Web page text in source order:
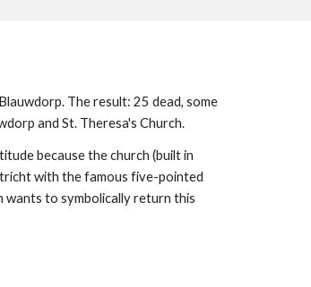
The result: 25 dead, some
and St. Theresa's Church.
because the church (built in
with the famous five-pointed
wants to symbolically return this